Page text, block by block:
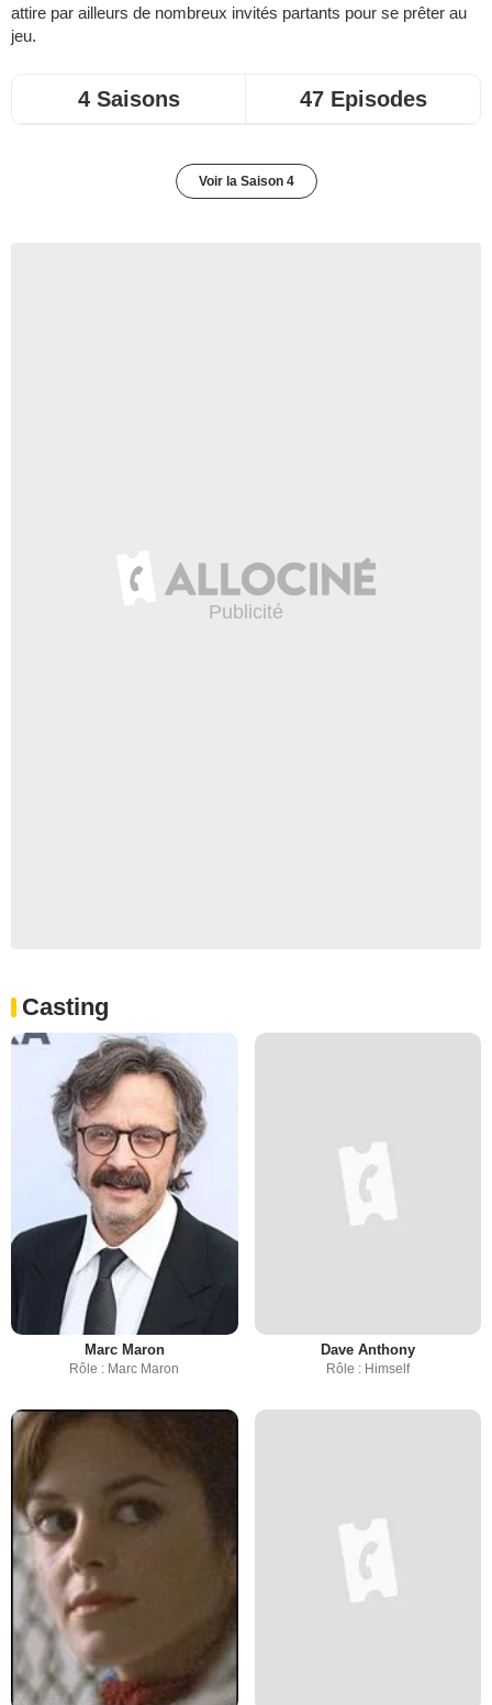
attire par ailleurs de nombreux invités partants pour se prêter au
jeu.
4 Saisons 47 Episodes
Voir la Saison 4
Casting
Marc Maron
Rôle : Marc Maron
Dave Anthony
Rôle : Himself